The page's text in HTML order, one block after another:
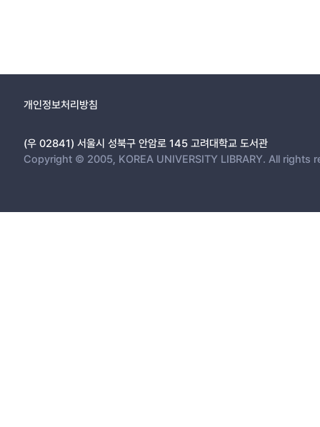
개인정보처리방침
(우 02841) 서울시 성북구 안암로 145 고려대학교 도서관
Copyright © 2005, KOREA UNIVERSITY LIBRARY. All rights